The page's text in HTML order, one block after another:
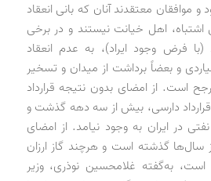
موافقان معتقدند آنان که بانی انعقاد
اشتباه، اهل خیانت نیستند و در برخی
(با فرض وجود ایراد)، به عدم انعقاد
و بعضاً برداشت از میدان و تسخیر
است. از امضای بدون نتیجه قرارداد
قرارداد دارسی، بیش از سه دهه گذشت و
در ایران به وجود نیامد. از امضای
سال‌ها گذشته است و هرچند گاز ارزان
به‌گفته غلامحسین نوذری، وزیر